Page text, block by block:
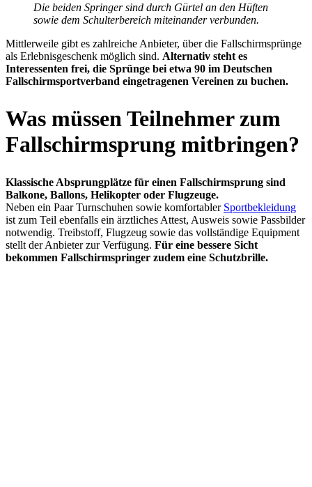
Die beiden Springer sind durch Gürtel an den Hüften
sowie dem Schulterbereich miteinander verbunden.
Mittlerweile gibt es zahlreiche Anbieter, über die Fallschirmsprünge
als Erlebnisgeschenk möglich sind. Alternativ steht es
Interessenten frei, die Sprünge bei etwa 90 im Deutschen
Fallschirmsportverband eingetragenen Vereinen zu buchen.
Was müssen Teilnehmer zum
Fallschirmsprung mitbringen?
Klassische Absprungplätze für einen Fallschirmsprung sind
Balkone, Ballons, Helikopter oder Flugzeuge.
Neben ein Paar Turnschuhen sowie komfortabler Sportbekleidung
ist zum Teil ebenfalls ein ärztliches Attest, Ausweis sowie Passbilder
notwendig. Treibstoff, Flugzeug sowie das vollständige Equipment
stellt der Anbieter zur Verfügung. Für eine bessere Sicht
bekommen Fallschirmspringer zudem eine Schutzbrille.